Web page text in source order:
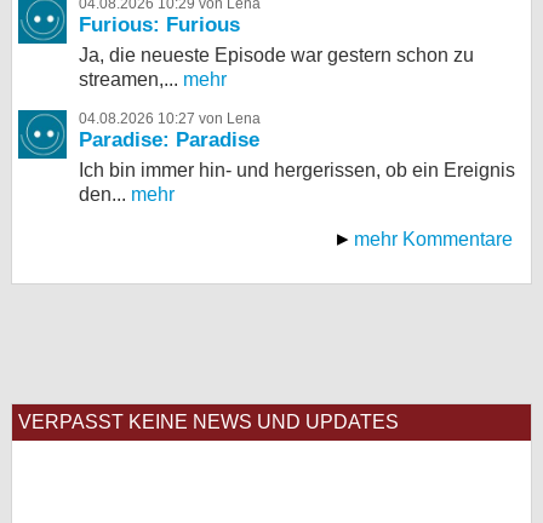
04.08.2026 10:29 von Lena
Furious: Furious
Ja, die neueste Episode war gestern schon zu
streamen,... mehr
04.08.2026 10:27 von Lena
Paradise: Paradise
Ich bin immer hin- und hergerissen, ob ein Ereignis
den... mehr
mehr Kommentare
VERPASST KEINE NEWS UND UPDATES